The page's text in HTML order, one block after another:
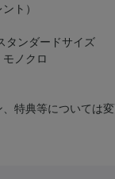
ト）
タンダードサイズ
モノクロ
特典等については